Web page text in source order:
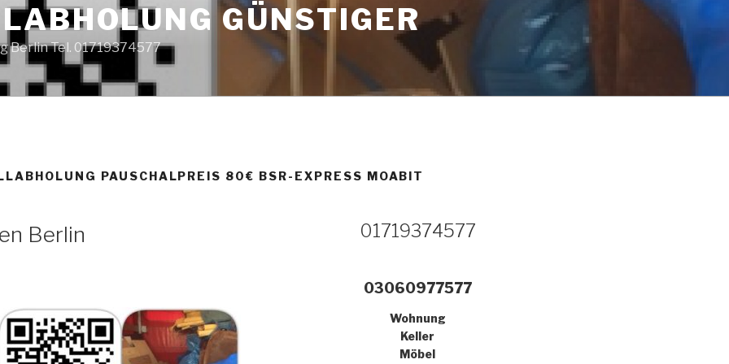
GÜNSTIGER
Berlin Tel. 01719374577
PAUSCHALPREIS 80€ BSR-EXPRESS MOABIT
Berlin 01719374577
03060977577
Wohnung
Keller
Möbel